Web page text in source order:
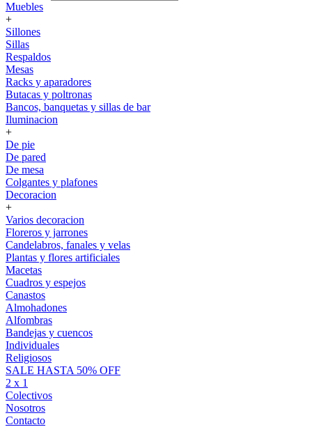
Muebles
+
Sillones
Sillas
Respaldos
Mesas
Racks y aparadores
Butacas y poltronas
Bancos, banquetas y sillas de bar
Iluminacion
+
De pie
De pared
De mesa
Colgantes y plafones
Decoracion
+
Varios decoracion
Floreros y jarrones
Candelabros, fanales y velas
Plantas y flores artificiales
Macetas
Cuadros y espejos
Canastos
Almohadones
Alfombras
Bandejas y cuencos
Individuales
Religiosos
SALE HASTA 50% OFF
2 x 1
Colectivos
Nosotros
Contacto